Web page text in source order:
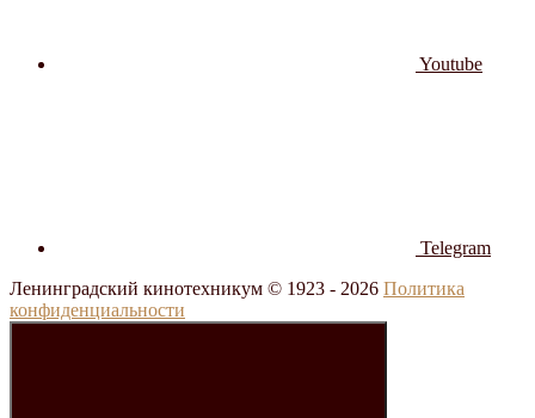
Youtube
Telegram
Ленинградский кинотехникум © 1923 - 2026 Политика
конфиденциальности